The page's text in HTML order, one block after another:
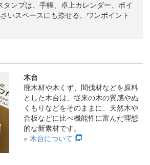
ンプは、手帳、卓上カレンダー、ポイ
いスペースにも捺せる、ワンポイント
木台
廃木材や木くず、間伐材などを原料
とした木台は、従来の木の質感やぬ
くもりなどをそのままに、天然木や
合板などに比べ機能性に富んだ理想
的な新素材です。
» 木台について